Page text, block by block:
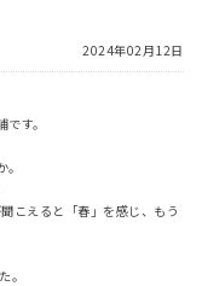
2024年02月12日
す。
こえると「春」を感じ、もう
。